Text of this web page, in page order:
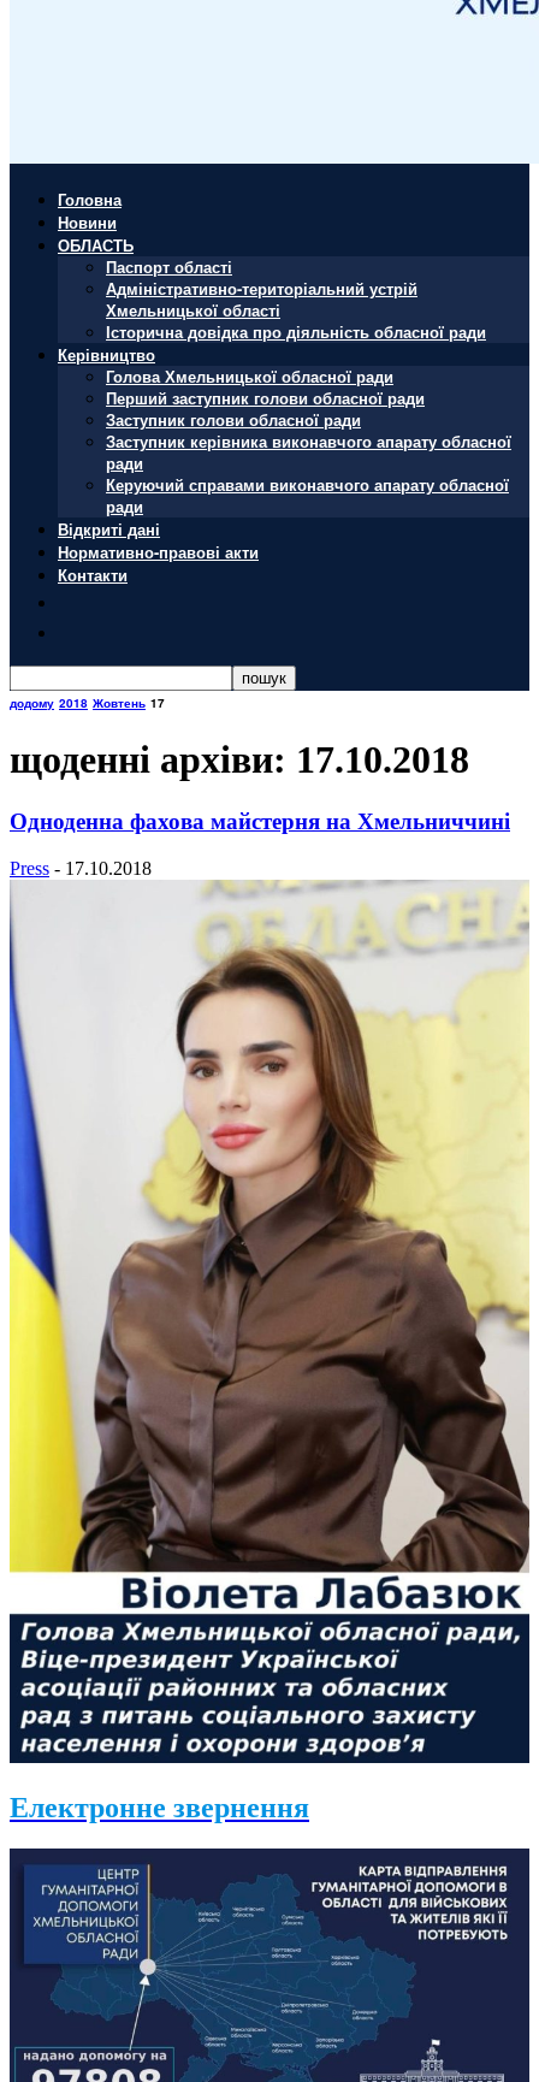
Головна
Новини
ОБЛАСТЬ
Паспорт області
Адміністративно-територіальний устрій
Хмельницької області
Історична довідка про діяльність обласної ради
Керівництво
Голова Хмельницької обласної ради
Перший заступник голови обласної ради
Заступник голови обласної ради
Заступник керівника виконавчого апарату обласної
ради
Керуючий справами виконавчого апарату обласної
ради
Відкриті дані
Нормативно-правові акти
Контакти
додому 2018 Жовтень 17
щоденні архіви: 17.10.2018
Одноденна фахова майстерня на Хмельниччині
Press - 17.10.2018
Електронне звернення